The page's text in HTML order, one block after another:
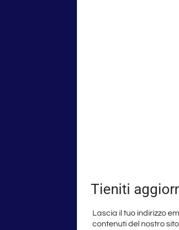
Tieniti
Lascia il tuo indirizzo
contenuti del nostro